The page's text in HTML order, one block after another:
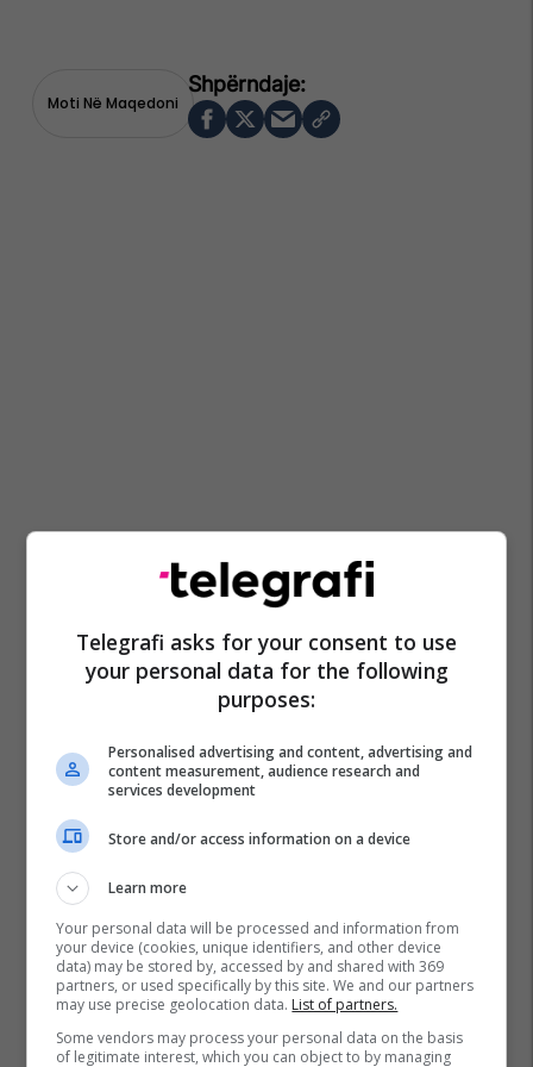
Moti Në Maqedoni
Promo
Banesë 98.96m² në shitje në
Lakrishtë – banim modern pranë
qendrës #16060
Pro Real Estate
Telegrafi asks for your consent to use
your personal data for the following
purposes:
Personalised advertising and content, advertising and
content measurement, audience research and
services development
Store and/or access information on a device
Learn more
Your personal data will be processed and information from
your device (cookies, unique identifiers, and other device
data) may be stored by, accessed by and shared with 369
partners, or used specifically by this site. We and our partners
may use precise geolocation data. List of partners.
Some vendors may process your personal data on the basis
of legitimate interest, which you can object to by managing